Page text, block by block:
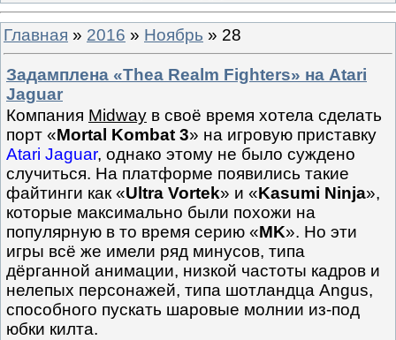
Главная » 2016 » Ноябрь » 28
Задамплена «Thea Realm Fighters» на Atari
Jaguar
Компания Midway в своё время хотела сделать
порт «Mortal Kombat 3» на игровую приставку
Atari Jaguar, однако этому не было суждено
случиться. На платформе появились такие
файтинги как «Ultra Vortek» и «Kasumi Ninja»,
которые максимально были похожи на
популярную в то время серию «MK». Но эти
игры всё же имели ряд минусов, типа
дёрганной анимации, низкой частоты кадров и
нелепых персонажей, типа шотландца Angus,
способного пускать шаровые молнии из-под
юбки килта.